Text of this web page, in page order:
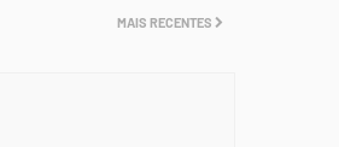
MAIS RECENTES